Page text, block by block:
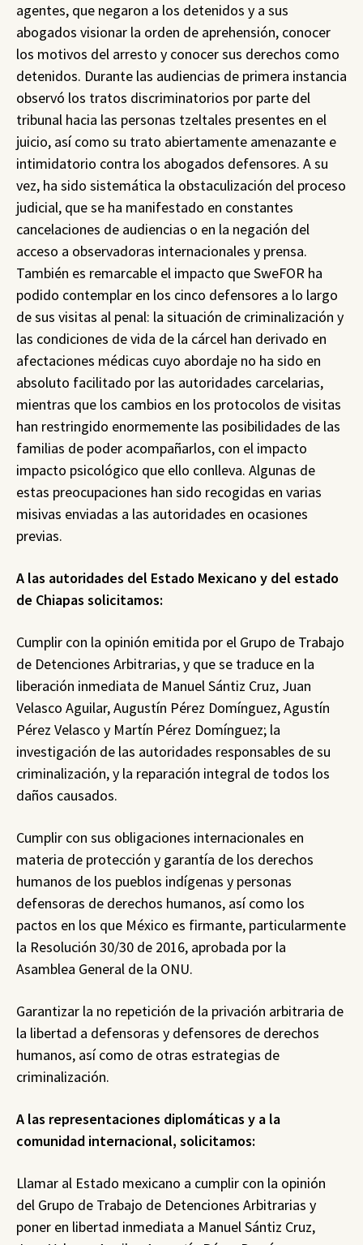
agentes, que negaron a los detenidos y a sus
abogados visionar la orden de aprehensión, conocer
los motivos del arresto y conocer sus derechos como
detenidos. Durante las audiencias de primera instancia
observó los tratos discriminatorios por parte del
tribunal hacia las personas tzeltales presentes en el
juicio, así como su trato abiertamente amenazante e
intimidatorio contra los abogados defensores. A su
vez, ha sido sistemática la obstaculización del proceso
judicial, que se ha manifestado en constantes
cancelaciones de audiencias o en la negación del
acceso a observadoras internacionales y prensa.
También es remarcable el impacto que SweFOR ha
podido contemplar en los cinco defensores a lo largo
de sus visitas al penal: la situación de criminalización y
las condiciones de vida de la cárcel han derivado en
afectaciones médicas cuyo abordaje no ha sido en
absoluto facilitado por las autoridades carcelarias,
mientras que los cambios en los protocolos de visitas
han restringido enormemente las posibilidades de las
familias de poder acompañarlos, con el impacto
impacto psicológico que ello conlleva. Algunas de
estas preocupaciones han sido recogidas en varias
misivas enviadas a las autoridades en ocasiones
previas.
A las autoridades del Estado Mexicano y del estado
de Chiapas solicitamos:
Cumplir con la opinión emitida por el Grupo de Trabajo
de Detenciones Arbitrarias, y que se traduce en la
liberación inmediata de Manuel Sántiz Cruz, Juan
Velasco Aguilar, Augustín Pérez Domínguez, Agustín
Pérez Velasco y Martín Pérez Domínguez; la
investigación de las autoridades responsables de su
criminalización, y la reparación integral de todos los
daños causados.
Cumplir con sus obligaciones internacionales en
materia de protección y garantía de los derechos
humanos de los pueblos indígenas y personas
defensoras de derechos humanos, así como los
pactos en los que México es firmante, particularmente
la Resolución 30/30 de 2016, aprobada por la
Asamblea General de la ONU.
Garantizar la no repetición de la privación arbitraria de
la libertad a defensoras y defensores de derechos
humanos, así como de otras estrategias de
criminalización.
A las representaciones diplomáticas y a la
comunidad internacional, solicitamos:
Llamar al Estado mexicano a cumplir con la opinión
del Grupo de Trabajo de Detenciones Arbitrarias y
poner en libertad inmediata a Manuel Sántiz Cruz,